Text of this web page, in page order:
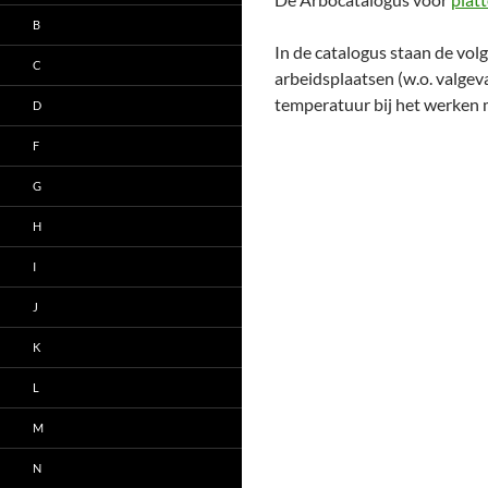
In de catalogus staan de
arbeidsplaatsen (w.o.
temperatuur bij het werken
B
C
D
F
G
H
I
J
K
L
M
N